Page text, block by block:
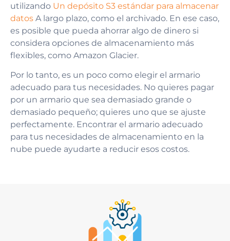
utilizando Un depósito S3 estándar para almacenar
datos A largo plazo, como el archivado. En ese caso,
es posible que pueda ahorrar algo de dinero si
considera opciones de almacenamiento más
flexibles, como Amazon Glacier.
Por lo tanto, es un poco como elegir el armario
adecuado para tus necesidades. No quieres pagar
por un armario que sea demasiado grande o
demasiado pequeño; quieres uno que se ajuste
perfectamente. Encontrar el armario adecuado
para tus necesidades de almacenamiento en la
nube puede ayudarte a reducir esos costos.